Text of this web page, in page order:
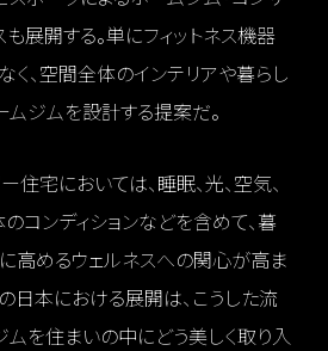
展開する。単にフィットネス機器
く、空間全体のインテリアや暮らし
ムジムを設計する提案だ。
住宅においては、睡眠、光、空気、
コンディションなどを含めて、暮
高めるウェルネスへの関心が高ま
の日本における展開は、こうした流
ムを住まいの中にどう美しく取り入